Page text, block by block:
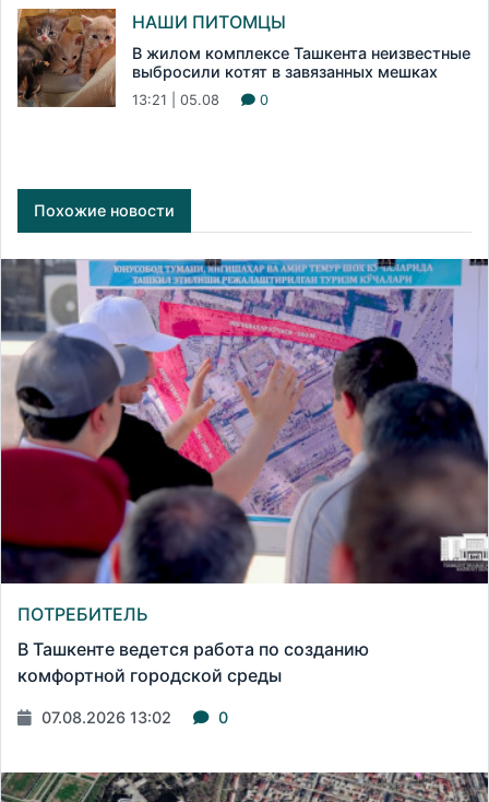
НАШИ ПИТОМЦЫ
В жилом комплексе Ташкента неизвестные
выбросили котят в завязанных мешках
13:21 | 05.08 0
Похожие новости
ПОТРЕБИТЕЛЬ
В Ташкенте ведется работа по созданию
комфортной городской среды
07.08.2026 13:02 0